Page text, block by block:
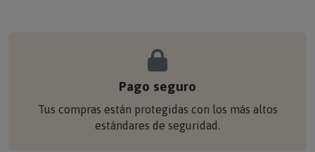
Pago seguro
Tus compras están protegidas con los más altos
estándares de seguridad.